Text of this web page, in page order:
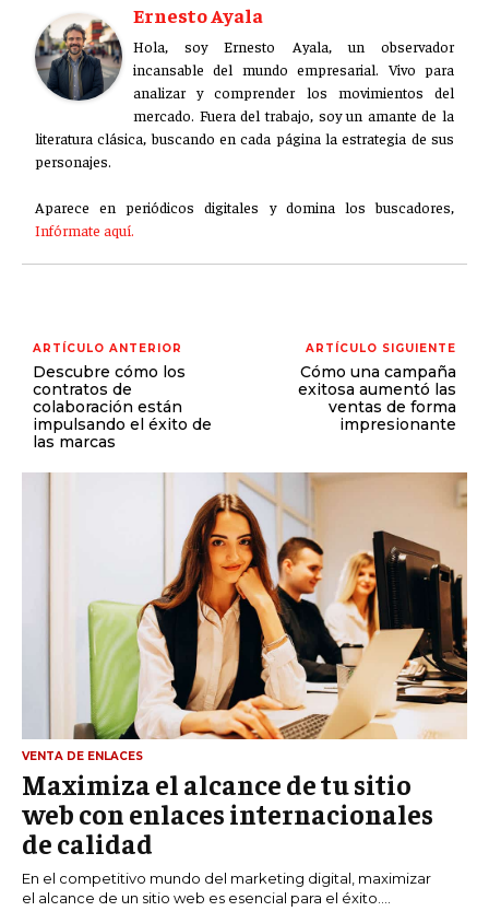
Ernesto Ayala
Hola, soy Ernesto Ayala, un observador
incansable del mundo empresarial. Vivo para
analizar y comprender los movimientos del
mercado. Fuera del trabajo, soy un amante de la
literatura clásica, buscando en cada página la estrategia de sus
personajes.
Aparece en periódicos digitales y domina los buscadores,
Infórmate aquí.
ARTÍCULO ANTERIOR
Descubre cómo los
contratos de
colaboración están
impulsando el éxito de
las marcas
ARTÍCULO SIGUIENTE
Cómo una campaña
exitosa aumentó las
ventas de forma
impresionante
VENTA DE ENLACES
Maximiza el alcance de tu sitio
web con enlaces internacionales
de calidad
En el competitivo mundo del marketing digital, maximizar
el alcance de un sitio web es esencial para el éxito....